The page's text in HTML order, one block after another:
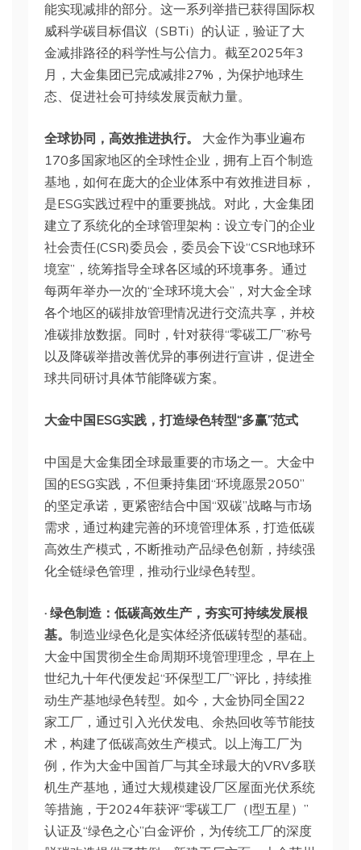
能实现减排的部分。这一系列举措已获得国际权
威科学碳目标倡议（SBTi）的认证，验证了大
金减排路径的科学性与公信力。截至2025年3
月，大金集团已完成减排27%，为保护地球生
态、促进社会可持续发展贡献力量。
全球协同，高效推进执行。
大金作为事业遍布
170多国家地区的全球性企业，拥有上百个制造
基地，如何在庞大的企业体系中有效推进目标，
是ESG实践过程中的重要挑战。对此，大金集团
建立了系统化的全球管理架构：设立专门的企业
社会责任(CSR)委员会，委员会下设“CSR地球环
境室”，统筹指导全球各区域的环境事务。通过
每两年举办一次的“全球环境大会”，对大金全球
各个地区的碳排放管理情况进行交流共享，并校
准碳排放数据。同时，针对获得“零碳工厂”称号
以及降碳举措改善优异的事例进行宣讲，促进全
球共同研讨具体节能降碳方案。
大金中国ESG实践，打造绿色转型“多赢”范式
中国是大金集团全球最重要的市场之一。大金中
国的ESG实践，不但秉持集团“环境愿景2050”
的坚定承诺，更紧密结合中国“双碳”战略与市场
需求，通过构建完善的环境管理体系，打造低碳
高效生产模式，不断推动产品绿色创新，持续强
化全链绿色管理，推动行业绿色转型。
· 绿色制造：低碳高效生产，夯实可持续发展根
基。 制造业绿色化是实体经济低碳转型的基础。
大金中国贯彻全生命周期环境管理理念，早在上
世纪九十年代便发起“环保型工厂”评比，持续推
动生产基地绿色转型。如今，大金协同全国22
家工厂，通过引入光伏发电、余热回收等节能技
术，构建了低碳高效生产模式。以上海工厂为
例，作为大金中国首厂与其全球最大的VRV多联
机生产基地，通过大规模建设厂区屋面光伏系统
等措施，于2024年获评“零碳工厂（I型五星）”
认证及“绿色之心”白金评价，为传统工厂的深度